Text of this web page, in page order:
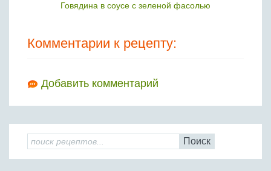
Говядина в соусе с зеленой фасолью
Комментарии к рецепту:
Добавить комментарий
Поиск